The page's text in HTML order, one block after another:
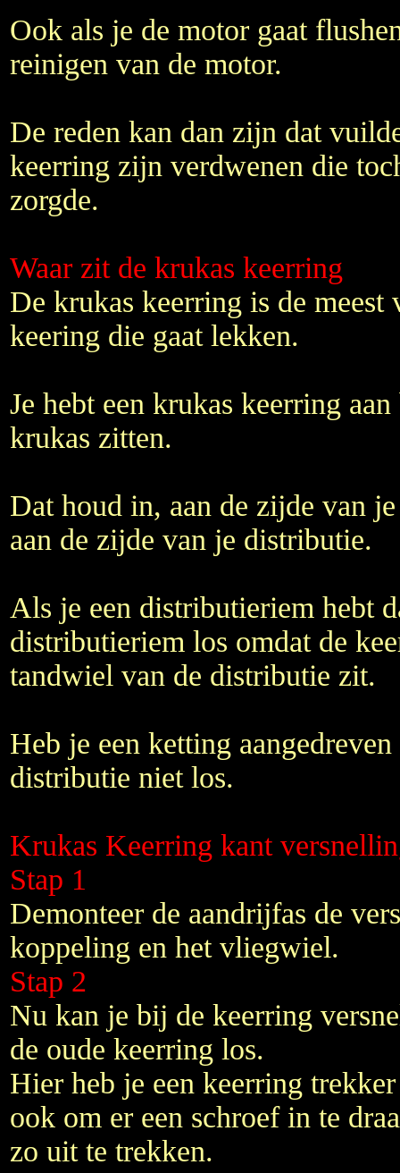
Ook als je de motor gaat
reinigen van de motor.
De reden kan dan zijn dat
keerring zijn verdwenen die
zorgde.
Waar zit de krukas keerring
De krukas keerring is de meest
keering die gaat lekken.
Je hebt een krukas keerring
krukas zitten.
Dat houd in, aan de zijde van
aan de zijde van je distributie.
Als je een distributieriem hebt
distributieriem los omdat de
tandwiel van de distributie zit.
Heb je een ketting
distributie niet los.
Krukas Keerring kant
Stap 1
Demonteer de aandrijfas de
koppeling en het vliegwiel.
Stap 2
Nu kan je bij de keerring
de oude keerring los.
Hier heb je een keerring
ook om er een schroef in te
zo uit te trekken.